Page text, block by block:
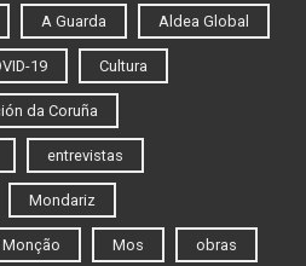
A Guarda Aldea Global
19 Cultura
da Coruña
entrevistas
Mondariz
Monção Mos obras